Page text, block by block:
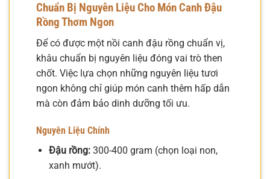
Chuẩn Bị Nguyên Liệu Cho Món Canh Đậu
Rồng Thơm Ngon
Để có được một nồi canh đậu rồng chuẩn vị,
khâu chuẩn bị nguyên liệu đóng vai trò then
chốt. Việc lựa chọn những nguyên liệu tươi
ngon không chỉ giúp món canh thêm hấp dẫn
mà còn đảm bảo dinh dưỡng tối ưu.
Nguyên Liệu Chính
Đậu rồng:300-400 gram (chọn loại non,
xanh mướt).